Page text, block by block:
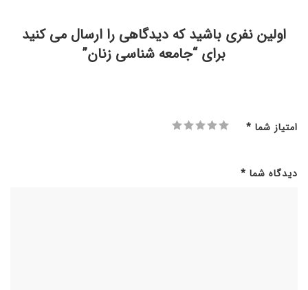
اولین نفری باشید که دیدگاهی را ارسال می کنید
برای “جامعه شناسی زنان”
امتیاز شما *
دیدگاه شما *